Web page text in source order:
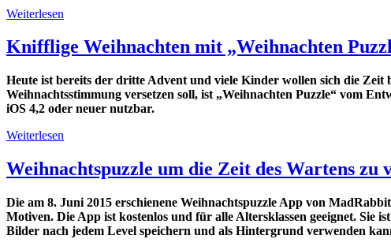
Weiterlesen
Knifflige Weihnachten mit „Weihnachten
Heute ist bereits der dritte Advent und viele Kinder wollen sich die
Weihnachtsstimmung versetzen soll, ist „Weihnachten Puzzle“ vom
iOS 4,2 oder neuer nutzbar.
Weiterlesen
Weihnachtspuzzle um die Zeit des Wartens zu
Die am 8. Juni 2015 erschienene Weihnachtspuzzle App von
Motiven. Die App ist kostenlos und für alle Altersklassen geeignet.
Bilder nach jedem Level speichern und als Hintergrund verwenden